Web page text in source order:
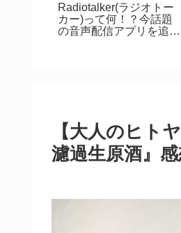
Radiotalker(ラジオトー
カー)って何！？今話題
の音声配信アプリを追
【大人のヒト
濾過生原酒』感